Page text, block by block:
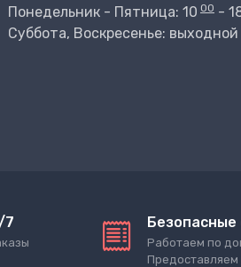
Понедельник - Пятница: 10 00 -
Суббота, Воскресенье: выходной
7 Безопасные
Работаем по
Предоставляем